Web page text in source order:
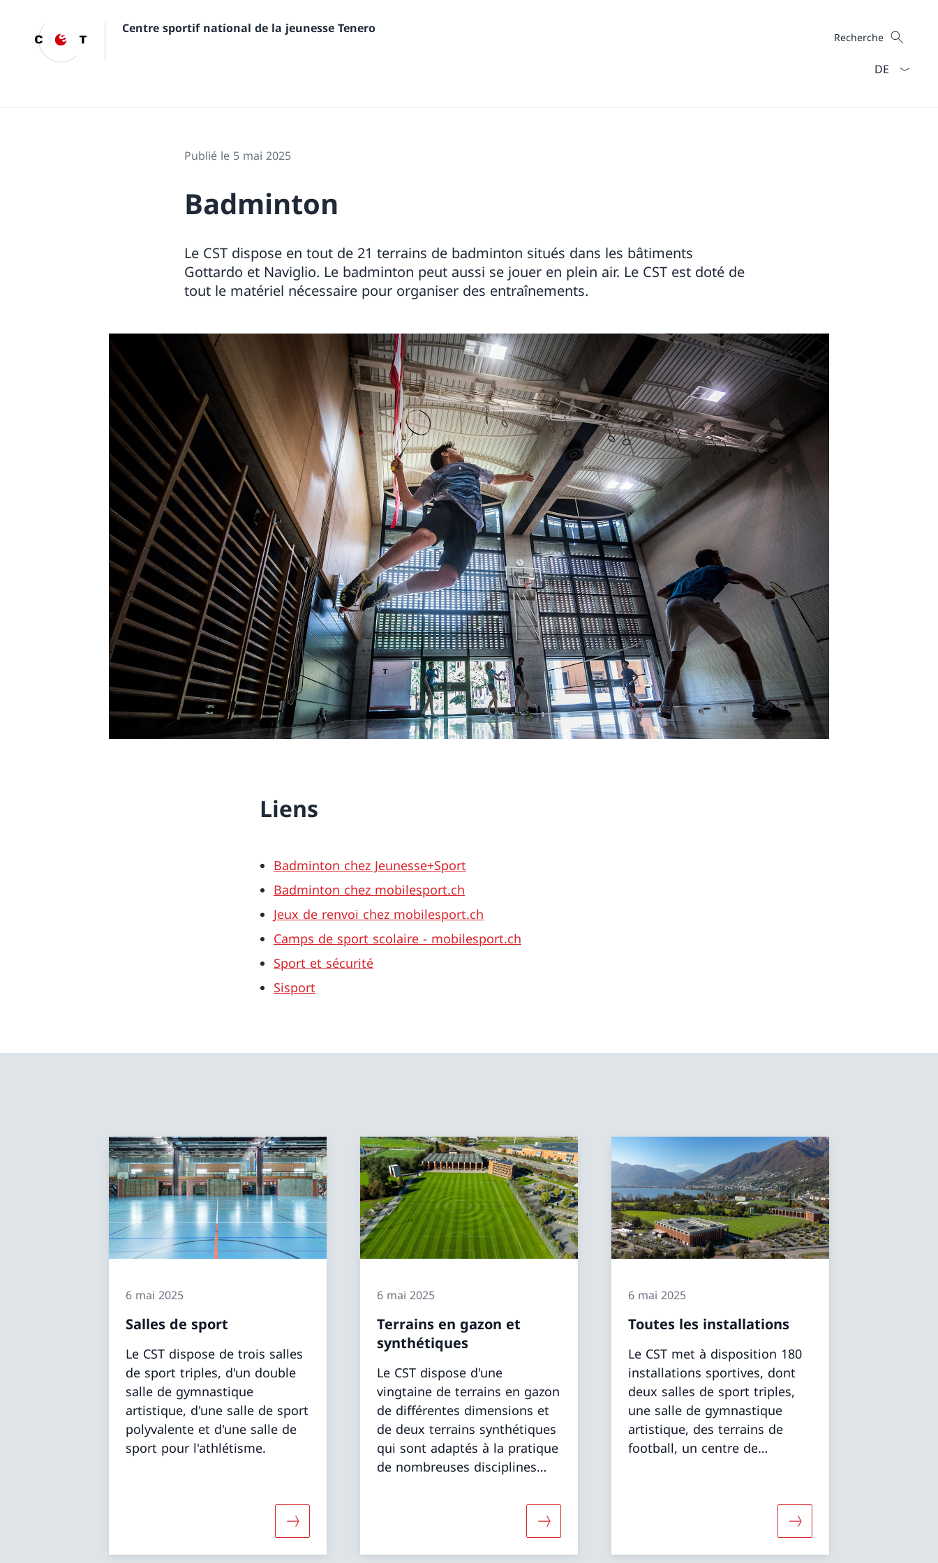
Centre sportif national de la jeunesse Tenero Recherche
Recherche
Publié le 5 mai 2025
Badminton
Le CST dispose en tout de 21 terrains de badminton situés dans les bâtiments
Gottardo et Naviglio. Le badminton peut aussi se jouer en plein air. Le CST est doté de
tout le matériel nécessaire pour organiser des entraînements.
Liens
Badminton chez Jeunesse+Sport
Badminton chez mobilesport.ch
Jeux de renvoi chez mobilesport.ch
Camps de sport scolaire - mobilesport.ch
Sport et sécurité
Sisport
6 mai 2025
Salles de sport
Le CST dispose de trois salles
de sport triples, d'un double
salle de gymnastique
artistique, d'une salle de sport
polyvalente et d'une salle de
sport pour l'athlétisme.
Davantage d'informations sur «Salles de sport»
6 mai 2025
Terrains en gazon et
synthétiques
Le CST dispose d'une
vingtaine de terrains en gazon
de différentes dimensions et
de deux terrains synthétiques
qui sont adaptés à la pratique
de nombreuses disciplines
Davantage d'informations sur «Terrains en gazon et synthétiques»
6 mai 2025
Toutes les installations
Le CST met à disposition 180
installations sportives, dont
deux salles de sport triples,
une salle de gymnastique
artistique, des terrains de
football, un centre de
Davantage